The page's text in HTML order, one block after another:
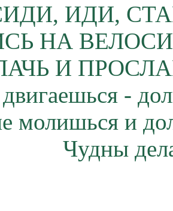
ИДИ,
НА
И
-
молишься и
Чудны